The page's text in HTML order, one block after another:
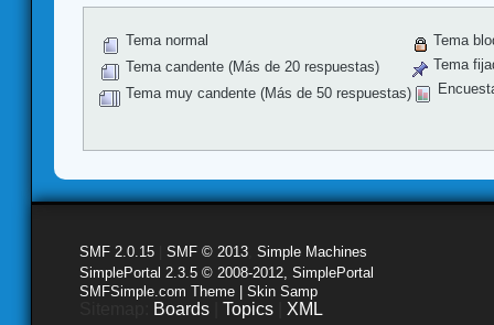
Tema normal
Tema candente (Más de 20 respuestas)
Tema muy candente (Más de 50 respuestas)
Tema
Tema
SMF 2.0.15 SMF © 2013 Simple Machines
SimplePortal 2.3.5 © 2008-2012, SimplePortal
SMFSimple.com Theme | Skin Samp
Boards Topics XML